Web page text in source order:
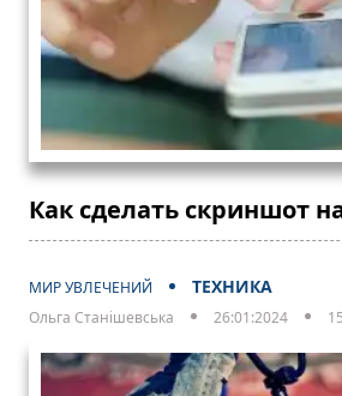
Как сделать скриншот
МИР УВЛЕЧЕНИЙ ТЕХНИКА
Ольга Станішевська 26:01:2024